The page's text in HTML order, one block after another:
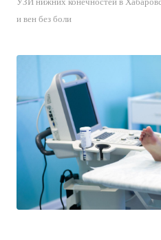
и вен без боли